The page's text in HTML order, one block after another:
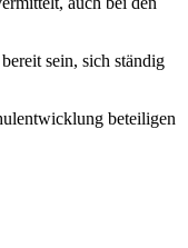
sein, sich ständig
beteiligen